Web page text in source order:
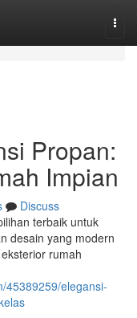
Propan:
Impian
Discuss
terbaik untuk
desain yang modern
rumah
45389259/elegansi-